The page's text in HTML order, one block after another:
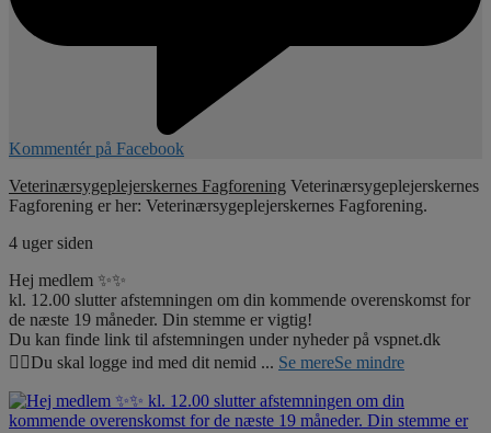
Kommentér på Facebook
Veterinærsygeplejerskernes Fagforening Veterinærsygeplejerskernes
Fagforening er her: Veterinærsygeplejerskernes Fagforening.
4 uger siden
Hej medlem ✨✨
kl. 12.00 slutter afstemningen om din kommende overenskomst for
de næste 19 måneder. Din stemme er vigtig!
Du kan finde link til afstemningen under nyheder på vspnet.dk
☝🏼Du skal logge ind med dit nemid ... Se mereSe mindre